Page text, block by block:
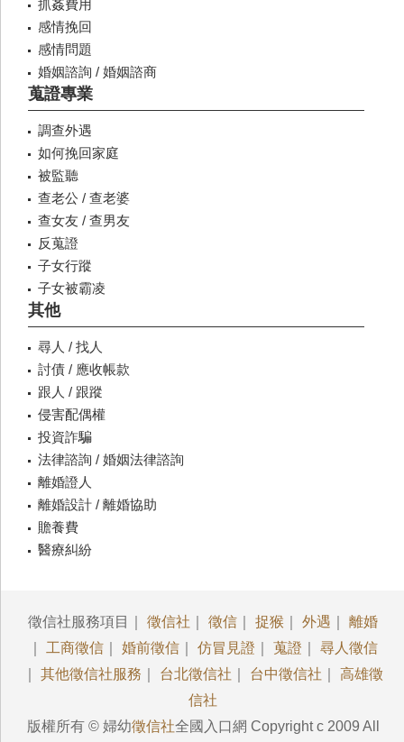
抓姦費用
感情挽回
感情問題
婚姻諮詢 / 婚姻諮商
蒐證專業
調查外遇
如何挽回家庭
被監聽
查老公 / 查老婆
查女友 / 查男友
反蒐證
子女行蹤
子女被霸凌
其他
尋人 / 找人
討債 / 應收帳款
跟人 / 跟蹤
侵害配偶權
投資詐騙
法律諮詢 / 婚姻法律諮詢
離婚證人
離婚設計 / 離婚協助
贍養費
醫療糾紛
徵信社服務項目｜ 徵信社 徵信 捉猴 外遇
離婚
工商徵信 婚前徵信 仿冒見證 蒐證
尋人徵信
其他徵信社服務 台北徵信社 台中徵信社
高雄徵
信社
版權所有 © 婦幼徵信社全國入口網 Copyright c 2009 All